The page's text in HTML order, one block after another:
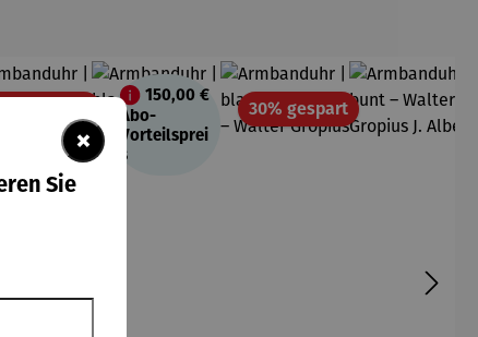
Rabatt
150,00 €
Abo-
Vorteilsprei
s
30% gespartRabatt
×
Sie